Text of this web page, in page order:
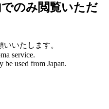
のみ閲覧いただ
いいたします。
service.
be used from Japan.